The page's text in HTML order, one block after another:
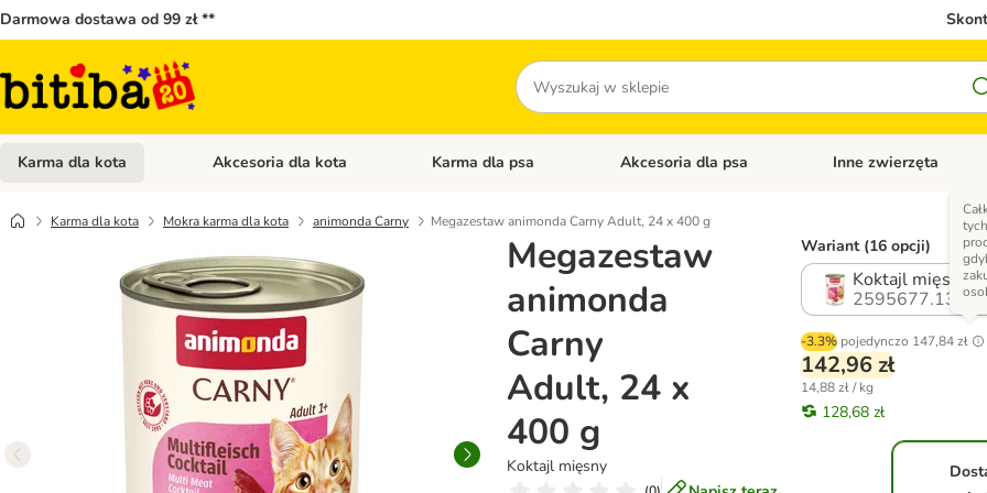
Darmowa dostawa od 99 zł **
Szukaj
Karma dla kota Otwórz menu kategorii: Karma dla kota
Akcesoria dla kota Otwórz menu kategorii: Akcesoria dla kota
Karma dla psa Otwórz menu kategorii: Karma dla psa
Akcesoria dla psa Otwórz menu kategorii:
Inne zwierzęta
Karma dla kota Mokra karma dla kota animonda Carny Megazestaw animonda Carny Adult, 24 x 400 g
Megazestaw
animonda
Carny
Adult, 24 x
400 g
Koktajl mięsny
Wariant (16 opcji)
Koktajl mięsny
2595677.13
-3.3% pojedynczo 147,84 zł
142,96 zł
14,88 zł / kg
128,68 zł